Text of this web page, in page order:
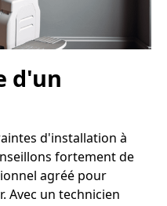
d'un
d'installation à
fortement de
agréé pour
Avec un technicien